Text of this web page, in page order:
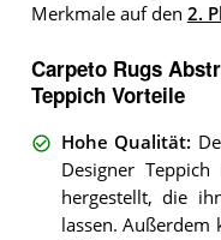
Merkmale auf den 2.
Carpeto Rugs
Teppich Vorteile
Hohe Qualität:
Designer
hergestellt, die
lassen.